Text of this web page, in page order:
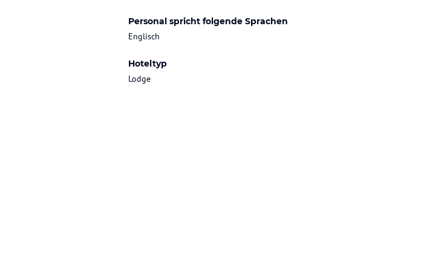
Personal spricht folgende Sprachen
Englisch
Hoteltyp
Lodge